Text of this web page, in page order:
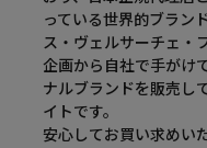
っている世界的ブラン
ス・ヴェルサーチェ・
企画から自社で手がけ
ナルブランドを販売し
イトです。
安心してお買い求めい